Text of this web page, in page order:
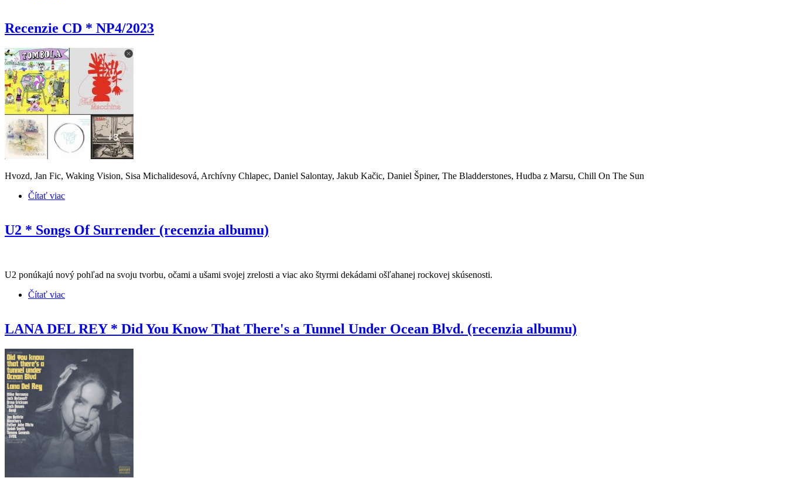
Recenzie CD * NP4/2023
Hvozd, Jan Fic, Waking Vision, Sisa Michalidesová, Archívny Chlapec, Daniel Salontay, Jakub Kačic, Daniel Špiner, The Bladderstones, Hudba z Marsu, Chill On The Sun
Čítať viac
U2 * Songs Of Surrender (recenzia albumu)
U2 ponúkajú nový pohľad na svoju tvorbu, očami a ušami svojej zrelosti a viac ako štyrmi dekádami ošľahanej rockovej skúsenosti.
Čítať viac
LANA DEL REY * Did You Know That There's a Tunnel Under Ocean Blvd. (recenzia albumu)